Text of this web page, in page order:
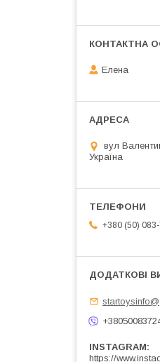
Елена
вул
Україна
+380 (50)
INSTAGRAM
https://